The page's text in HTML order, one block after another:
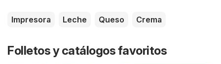
Impresora Leche Queso Crema
Folletos y catálogos favoritos